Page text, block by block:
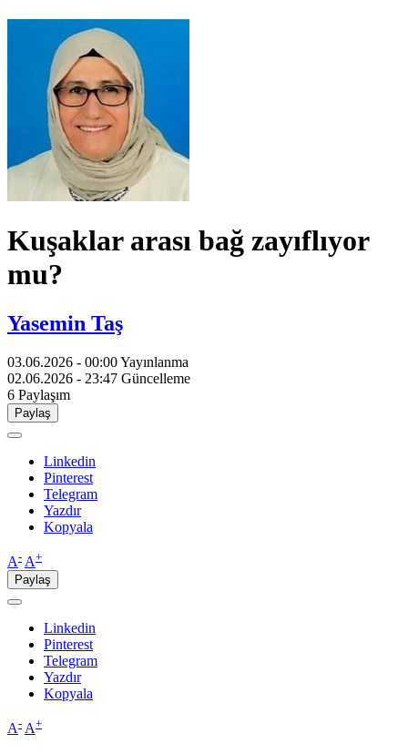
Kuşaklar arası bağ zayıflıyor
mu?
Yasemin Taş
03.06.2026 - 00:00Yayınlanma
02.06.2026 - 23:47 Güncelleme
6 Paylaşım
Paylaş
Linkedin
Pinterest
Telegram
Yazdır
Kopyala
A- A+
Paylaş
Linkedin
Pinterest
Telegram
Yazdır
Kopyala
A- A+